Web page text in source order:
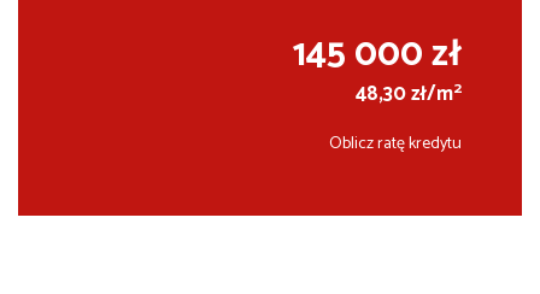
145 000 zł
48,30 zł/m2
Oblicz ratę kredytu